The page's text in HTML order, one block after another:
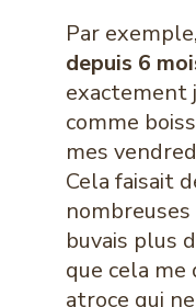
Par exemple,
depuis 6
exactement
comme
mes
Cela faisait
buvais plus
que cela
atroce qui